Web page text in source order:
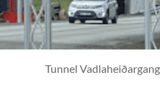
Tunnel Vadlaheiðargang